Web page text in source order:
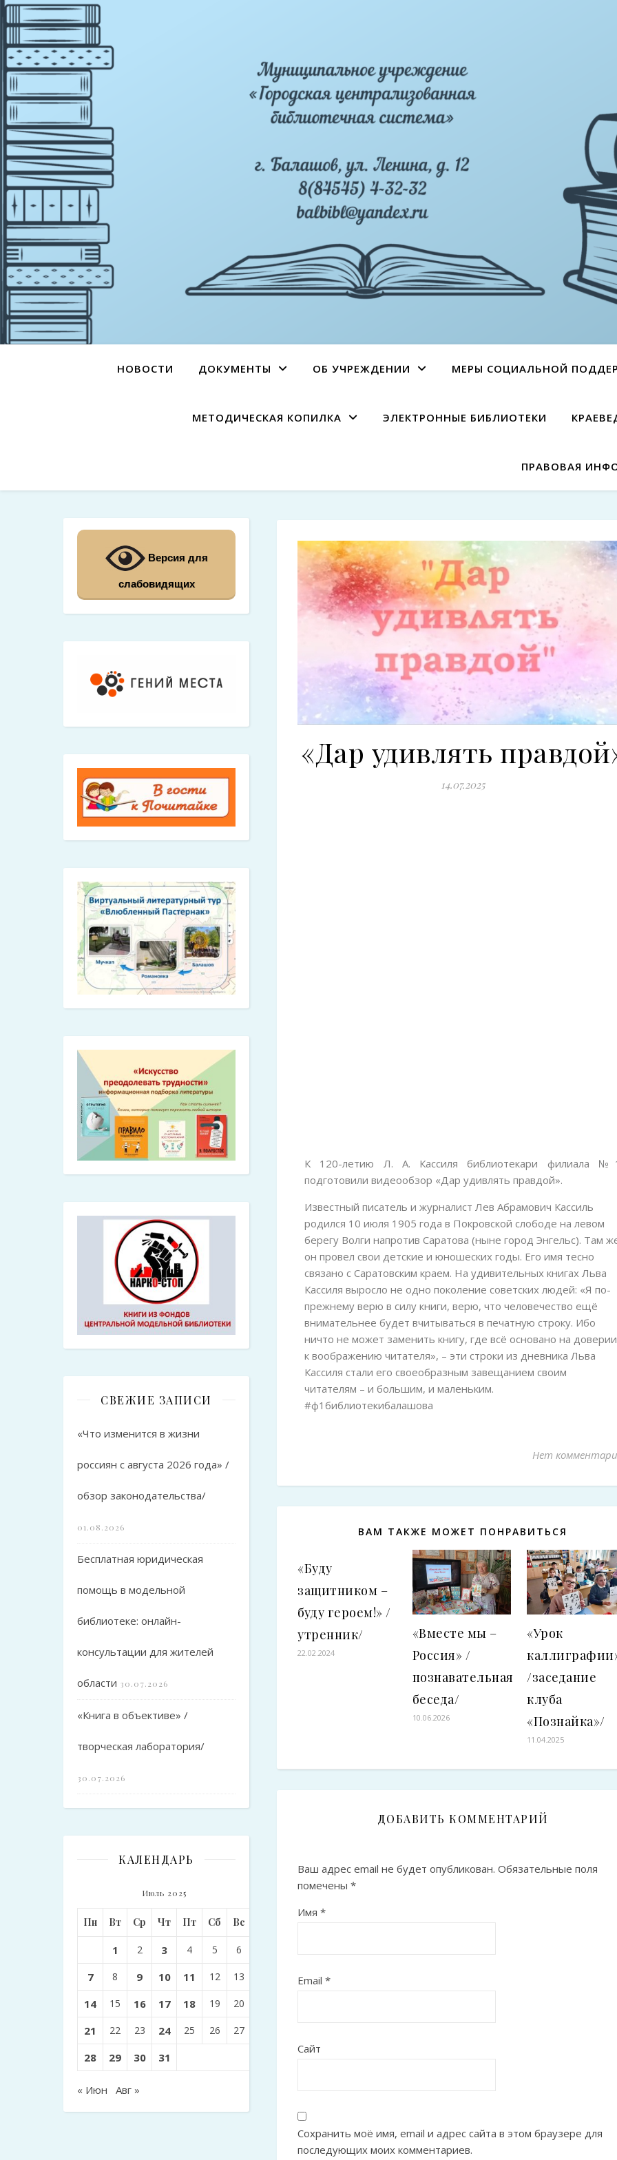
НОВОСТИ ДОКУМЕНТЫ ОБ УЧРЕЖДЕНИИ МЕРЫ СОЦИАЛЬНОЙ
МЕТОДИЧЕСКАЯ КОПИЛКА ЭЛЕКТРОННЫЕ БИБЛИОТЕКИ
ПРАВОВАЯ
Версия для
слабовидящих
СВЕЖИЕ ЗАПИСИ
«Что изменится в жизни
россиян с августа 2026 года» /
обзор законодательства/
01.08.2026
Бесплатная юридическая
помощь в модельной
библиотеке: онлайн-
консультации для жителей
области 30.07.2026
«Книга в объективе» /
творческая лаборатория/
30.07.2026
КАЛЕНДАРЬ
Июль 2025
Пн Вт Ср Чт Пт Сб Вс
1 2 3 4 5 6
7 8 9 10 11 12 13
14 15 16 17 18 19 20
21 22 23 24 25 26 27
28 29 30 31
« Июн Авг »
«Дар удивлять
14.07.2025
К 120-летию Л. А. Кассиля библиотекари филиала
подготовили видеообзор «Дар удивлять правдой».
Известный писатель и журналист Лев Абрамович Кассиль
родился 10 июля 1905 года в Покровской слободе на левом
берегу Волги напротив Саратова (ныне город Энгельс). Там
он провел свои детские и юношеских годы. Его имя тесно
связано с Саратовским краем. На удивительных книгах Льва
Кассиля выросло не одно поколение советских людей: «Я по-
прежнему верю в силу книги, верю, что человечество ещё
внимательнее будет вчитываться в печатную строку. Ибо
ничто не может заменить книгу, где всё основано на доверии
к воображению читателя», – эти строки из дневника Льва
Кассиля стали его своеобразным завещанием своим
читателям – и большим, и маленьким.
#ф1библиотекибалашова
Нет
ВАМ ТАКЖЕ МОЖЕТ ПОНРАВИТЬСЯ
«Буду
защитником –
буду героем!» /
утренник/
22.02.2024
«Вместе мы –
Россия» /
познавательная
беседа/
10.06.2026
«Урок
/заседание
клуба
«Познайка»/
11.04.2025
ДОБАВИТЬ КОММЕНТАРИЙ
Ваш адрес email не будет опубликован. Обязательные поля
помечены *
Имя *
Email *
Сайт
Сохранить моё имя, email и адрес сайта в этом браузере для
последующих моих комментариев.